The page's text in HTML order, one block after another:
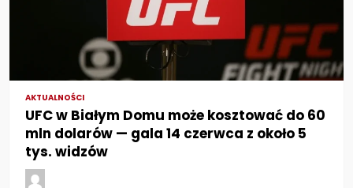
AKTUALNOŚCI
UFC w Białym Domu może kosztować do 60
mln dolarów — gala 14 czerwca z około 5
tys. widzów